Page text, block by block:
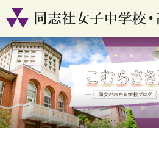
学校案内
コース紹介
学校生活
入試情報
資料請求